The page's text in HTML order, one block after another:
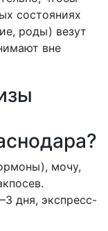
состояниях
роды) везут
вне
мочу,
дня, экспресс-